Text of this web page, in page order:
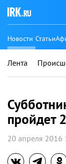
Новости Статьи
Лента
пройдет
20 апреля 2016